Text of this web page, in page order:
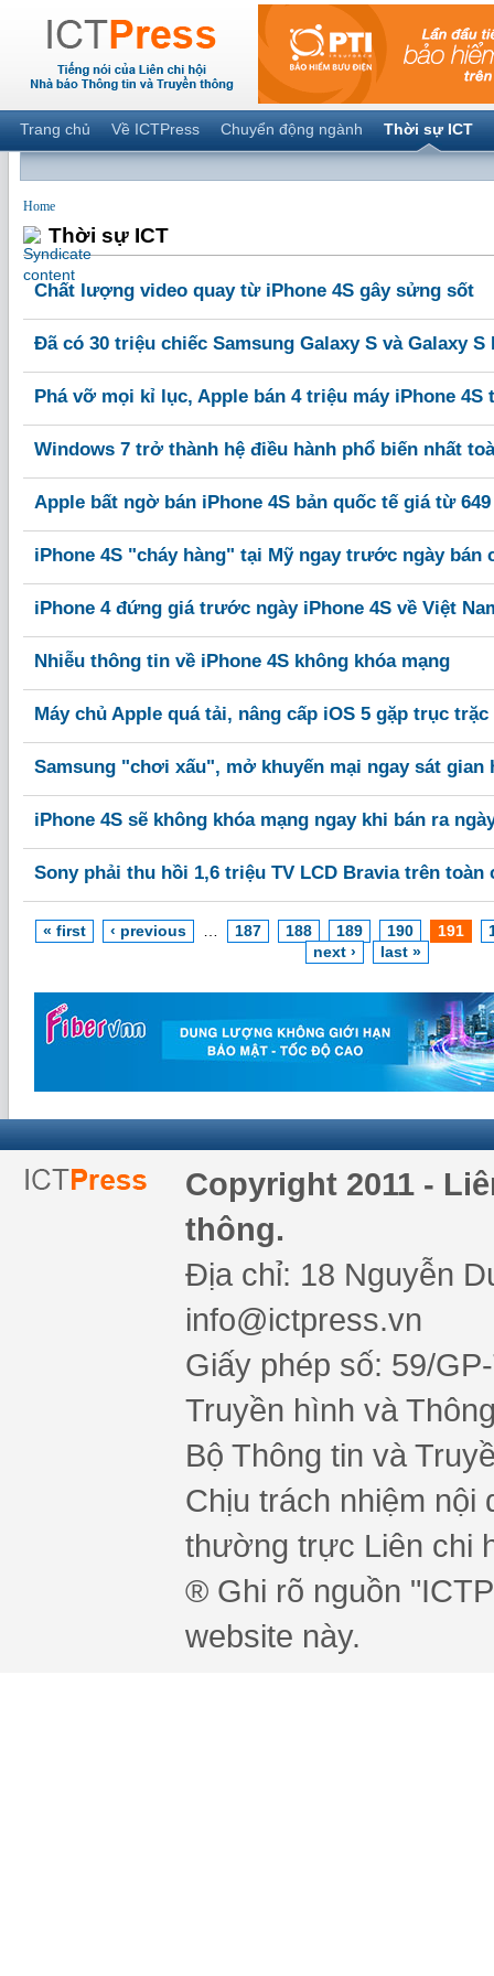
Trang chủ Về ICTPress Chuyển động ngành Thời sự ICT
Home
Thời sự ICT
Chất lượng video quay từ iPhone 4S gây sửng sốt
Đã có 30 triệu chiếc Samsung Galaxy S và Galaxy
Phá vỡ mọi kỉ lục, Apple bán 4 triệu máy iPhone 4S
Windows 7 trở thành hệ điều hành phổ biến nhất
Apple bất ngờ bán iPhone 4S bản quốc tế giá từ 649
iPhone 4S "cháy hàng" tại Mỹ ngay trước ngày bán
iPhone 4 đứng giá trước ngày iPhone 4S về Việt
Nhiễu thông tin về iPhone 4S không khóa mạng
Máy chủ Apple quá tải, nâng cấp iOS 5 gặp trục
Samsung "chơi xấu", mở khuyến mại ngay sát gian
iPhone 4S sẽ không khóa mạng ngay khi bán ra
Sony phải thu hồi 1,6 triệu TV LCD Bravia trên toàn
« first ‹ previous 187 188 189 190 191
next ›
last »
Copyright 2011 -
thông.
Địa chỉ: 18 Nguyễn
info@ictpress.vn
Giấy phép số: 59/
Truyền hình và
Bộ Thông tin và
Chịu trách nhiệm nội
thường trực Liên chi
® Ghi rõ nguồn
website này.